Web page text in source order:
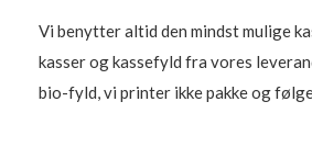
Vi benytter altid den mindst mulige
kasser og kassefyld fra vores
bio-fyld, vi printer ikke pakke og